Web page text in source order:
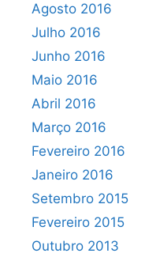
Agosto 2016
Julho 2016
Junho 2016
Maio 2016
Abril 2016
Março 2016
Fevereiro 2016
Janeiro 2016
Setembro 2015
Fevereiro 2015
Outubro 2013